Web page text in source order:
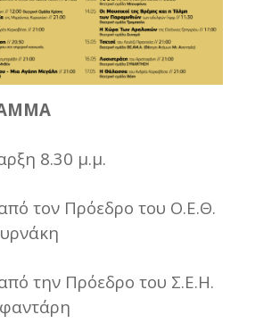
8.30 μ.μ.
τον Πρόεδρο του Ο.Ε.Θ.
την Πρόεδρο του Σ.Ε.Η.